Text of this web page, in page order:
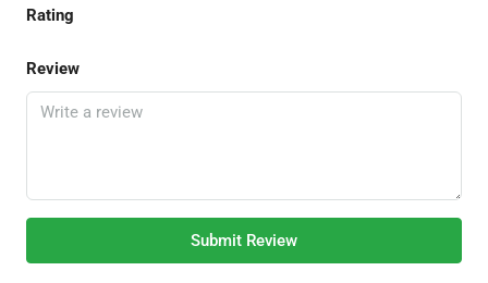
Rating
Review
Submit Review